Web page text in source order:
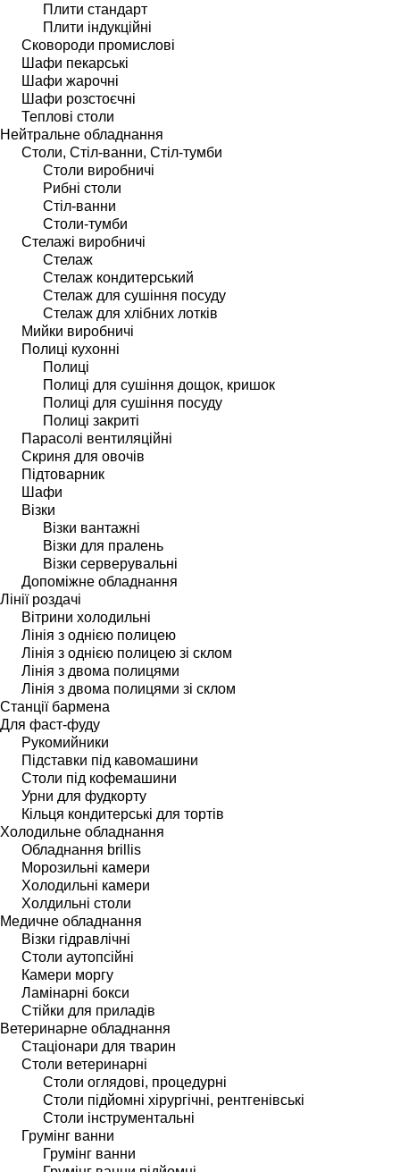
Плити стандарт
Плити індукційні
Сковороди промислові
Шафи пекарські
Шафи жарочні
Шафи розстоєчні
Теплові столи
Нейтральне обладнання
Столи, Стіл-ванни, Стіл-тумби
Столи виробничі
Рибні столи
Стіл-ванни
Столи-тумби
Стелажі виробничі
Стелаж
Стелаж кондитерський
Стелаж для сушіння посуду
Стелаж для хлібних лотків
Мийки виробничі
Полиці кухонні
Полиці
Полиці для сушіння дощок, кришок
Полиці для сушіння посуду
Полиці закриті
Парасолі вентиляційні
Скриня для овочів
Підтоварник
Шафи
Візки
Візки вантажні
Візки для пралень
Візки серверувальні
Допоміжне обладнання
Лінії роздачі
Вітрини холодильні
Лінія з однією полицею
Лінія з однією полицею зі склом
Лінія з двома полицями
Лінія з двома полицями зі склом
Станції бармена
Для фаст-фуду
Рукомийники
Підставки під кавомашини
Столи під кофемашини
Урни для фудкорту
Кільця кондитерські для тортів
Холодильне обладнання
Обладнання brillis
Морозильні камери
Холодильні камери
Холдильні столи
Медичне обладнання
Візки гідравлічні
Столи аутопсійні
Камери моргу
Ламінарні бокси
Стійки для приладів
Ветеринарне обладнання
Стаціонари для тварин
Столи ветеринарні
Столи оглядові, процедурні
Столи підйомні хірургічні, рентгенівські
Столи інструментальні
Грумінг ванни
Грумінг ванни